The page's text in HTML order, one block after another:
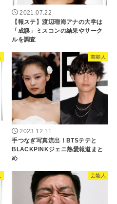
2021.07.22
【報ステ】渡辺瑠海アナの大学は
「成蹊」ミスコンの結果やサーク
ルを調査
芸能人
2023.12.11
手つなぎ写真流出！BTSテテと
BLACKPINKジェニ熱愛報道まと
め
芸能人